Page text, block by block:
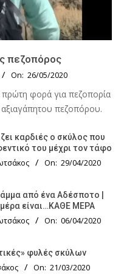
πεζοπόρος
On: 26/05/2020
πρώτη φορά για πεζοπορία
αξιαγάπητου πεζοπόρου.
καρδιές ο σκύλος που
του μέχρι τον τάφο
On: 29/04/2020
από ένα Αδέσποτο |
είναι…ΚΑΘΕ ΜΕΡΑ
On: 06/04/2020
φυλές σκύλων
On: 21/03/2020